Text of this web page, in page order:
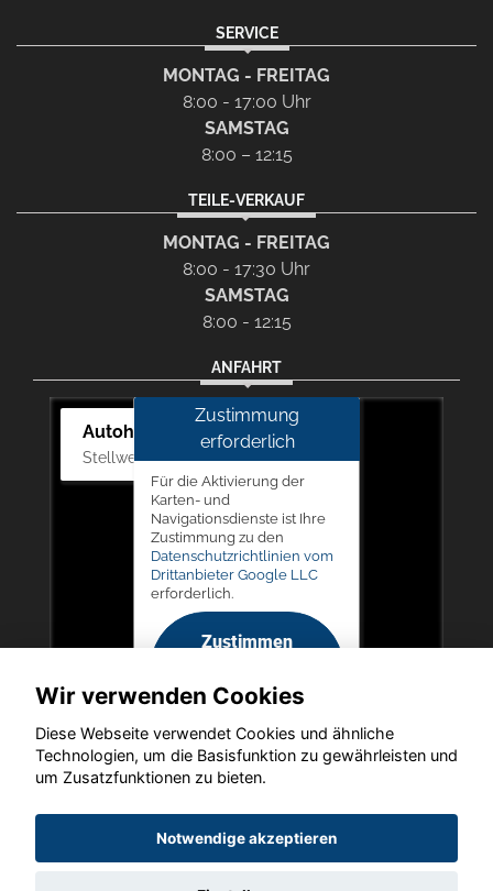
SERVICE
MONTAG - FREITAG
8:00 - 17:00 Uhr
SAMSTAG
8:00 – 12:15
TEILE-VERKAUF
MONTAG - FREITAG
8:00 - 17:30 Uhr
SAMSTAG
8:00 - 12:15
ANFAHRT
Autohaus Picker
Stellwerk 5, 57368 Lennestadt
Zustimmung
erforderlich
Für die Aktivierung der
Karten- und
Navigationsdienste ist Ihre
Zustimmung zu den
Datenschutzrichtlinien vom
Drittanbieter Google LLC
erforderlich.
Zustimmen
aktivieren
Copyright © 2026. Autohaus Picker
Wir verwenden Cookies
Diese Webseite verwendet Cookies und ähnliche
Technologien, um die Basisfunktion zu gewährleisten und
um Zusatzfunktionen zu bieten.
Notwendige akzeptieren